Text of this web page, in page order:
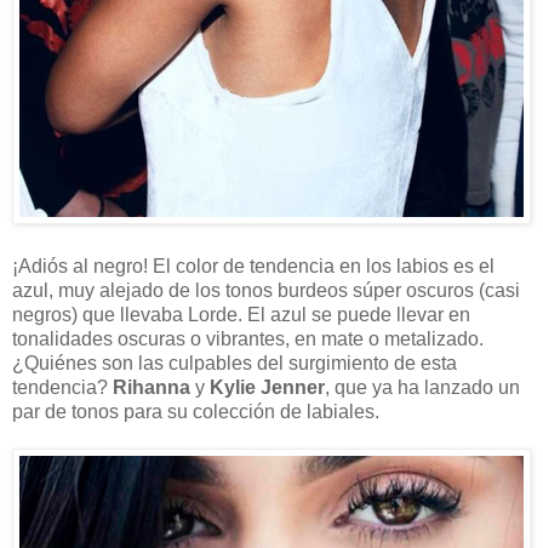
¡Adiós al negro! El color de tendencia en los labios es el
azul, muy alejado de los tonos burdeos súper oscuros (casi
negros) que llevaba Lorde. El azul se puede llevar en
tonalidades oscuras o vibrantes, en mate o metalizado.
¿Quiénes son las culpables del surgimiento de esta
tendencia? Rihanna y Kylie Jenner, que ya ha lanzado un
par de tonos para su colección de labiales.